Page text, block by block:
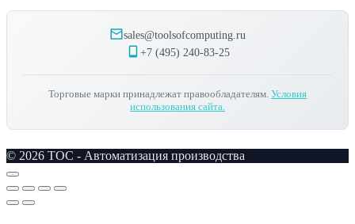
sales@toolsofcomputing.ru
+7 (495) 240-83-25
Торговые марки принадлежат правообладателям. Условия
использования сайта.
© 2026 TOC - Автоматизация производства